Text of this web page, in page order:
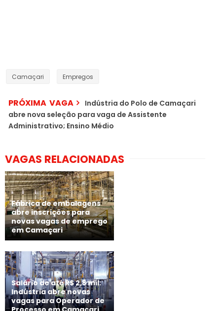
Camaçari Empregos
PRÓXIMA VAGA
Indústria do Polo de Camaçari
abre nova seleção para vaga de Assistente
Administrativo; Ensino Médio
VAGAS RELACIONADAS
Fábrica de embalagens
abre inscrições para
novas vagas de emprego
em Camaçari
Salário de até R$ 2,8 mil:
Indústria abre novas
vagas para Operador de